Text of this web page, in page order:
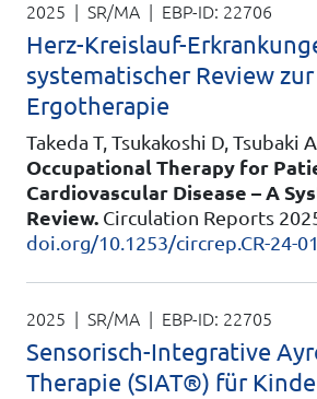
2025 | SR/MA | EBP-ID: 22706
Herz-Kreislauf-
systematischer Review zur
Ergotherapie
Takeda T, Tsukakoshi D, Tsubaki
Occupational Therapy for
Cardiovascular Disease – A
Review. Circulation Reports
doi.org/10.1253/circrep.CR-24-
2025 | SR/MA | EBP-ID: 22705
Sensorisch-Integrative
Therapie (SIAT®) für